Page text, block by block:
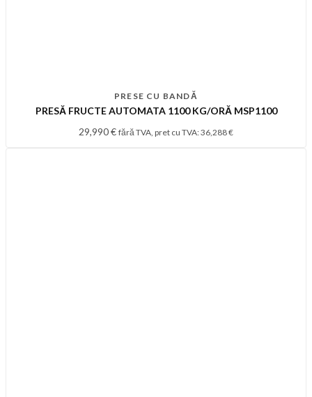
PRESE CU BANDĂ
PRESĂ FRUCTE AUTOMATA 1100 KG/ORĂ MSP1100
29,990€ fără TVA, pret cu TVA: 36,288€